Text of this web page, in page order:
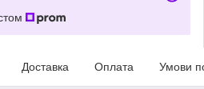
Доставка Оплата Умови